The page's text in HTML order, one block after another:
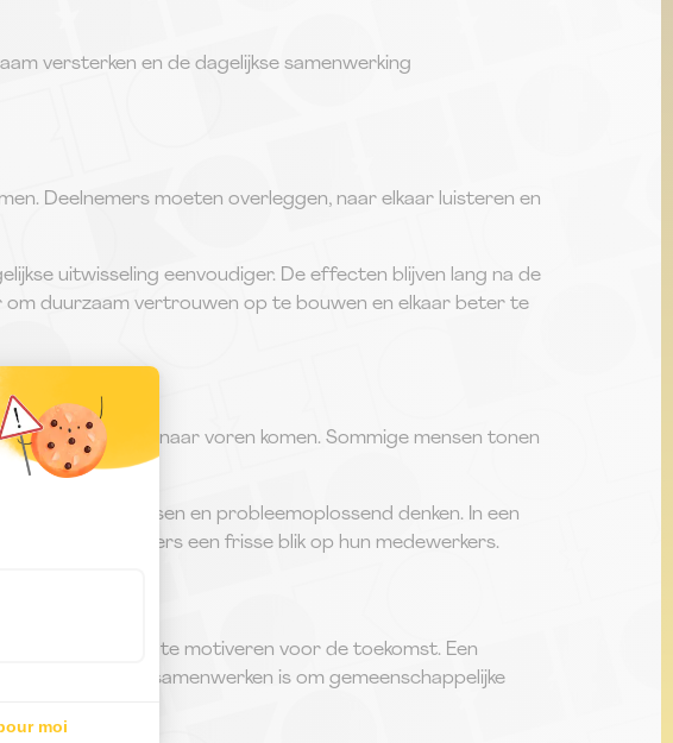
versterken en de dagelijkse samenwerking
Deelnemers moeten overleggen, naar elkaar luisteren en
uitwisseling eenvoudiger. De effecten blijven lang na de
om duurzaam vertrouwen op te bouwen en elkaar beter te
werk niet altijd naar voren komen. Sommige mensen tonen
aan te passen en probleemoplossend denken. In een
krijgen managers een frisse blik op hun medewerkers.
en teams te motiveren voor de toekomst. Een
hoe belangrijk samenwerken is om gemeenschappelijke